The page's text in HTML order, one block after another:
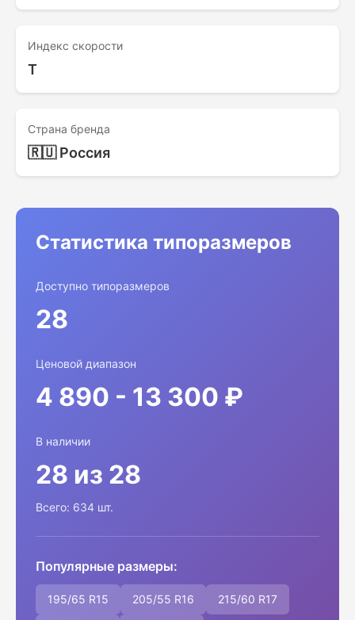
Индекс скорости
T
Страна бренда
🇷🇺 Россия
Статистика типоразмеров
Доступно типоразмеров
28
Ценовой диапазон
4 890 - 13 300 ₽
В наличии
28 из 28
Всего: 634 шт.
Популярные размеры:
195/65 R15 205/55 R16 215/60 R17